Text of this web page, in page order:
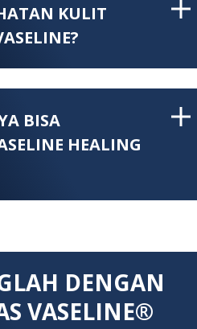
KULIT
BISA
HEALING
DENGAN
VASELINE®